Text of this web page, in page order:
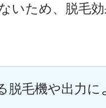
いため、脱毛
脱毛機や出力